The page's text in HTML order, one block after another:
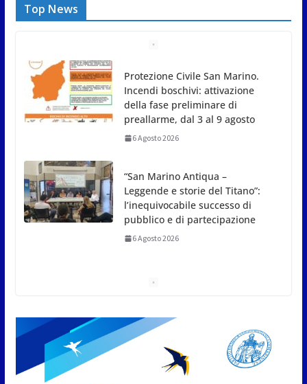
Top News
Protezione Civile San Marino.
Incendi boschivi: attivazione
della fase preliminare di
preallarme, dal 3 al 9 agosto
6 Agosto 2026
“San Marino Antiqua –
Leggende e storie del Titano”:
l’inequivocabile successo di
pubblico e di partecipazione
6 Agosto 2026
contrastare caldo e rischio
idrogeologico
6 Agosto 2026